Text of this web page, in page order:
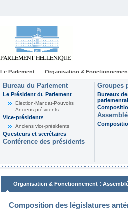
Le Parlement Organisation &
Bureau du Parlement
Le Président du Parlement
Election-Mandat-Pouvoirs
Anciens présidents
Vice-présidents
Anciens vice-présidents
Questeurs et secrétaires
Conférence des présidents
Groupes
Bureaux
Organisation & Fonctionnement :
Composition des législatures